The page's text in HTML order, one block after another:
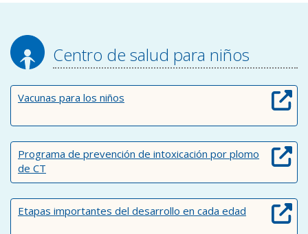
Centro de salud para niños
Vacunas para los niños
Programa de prevención de intoxicación por plomo
de CT
Etapas importantes del desarrollo en cada edad